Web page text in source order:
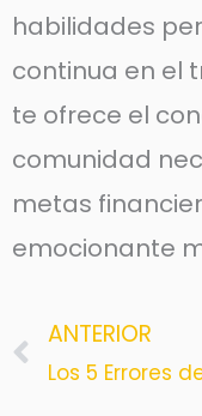
habilidades
continua en el
te ofrece el
comunidad
metas
emocionante
Prev
ANTERIOR